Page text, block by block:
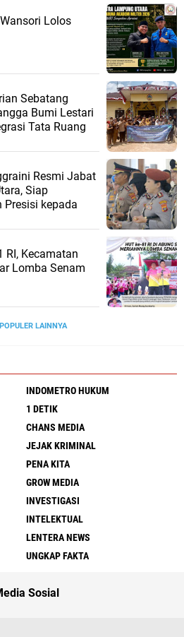
Lolos
Sebatang
Bumi Lestari
Tata Ruang
Resmi Jabat
Siap
Presisi kepada
RI, Kecamatan
Lomba Senam
LAINNYA
INDOMETRO HUKUM
1 DETIK
CHANS MEDIA
JEJAK KRIMINAL
PENA KITA
GROW MEDIA
INVESTIGASI
INTELEKTUAL
LENTERA NEWS
UNGKAP FAKTA
Sosial